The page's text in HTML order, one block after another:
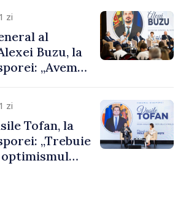
european
zi
al
Buzu, la
„Avem
pentru a
mai
zi
Tofan, la
„Trebuie
optimismul